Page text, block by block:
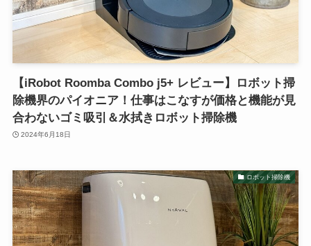
【iRobot Roomba Combo j5+ レビュー】ロボット掃
除機界のパイオニア！仕事はこなすが価格と機能が見
合わないゴミ吸引＆水拭きロボット掃除機
2024年6月18日
ロボット掃除機